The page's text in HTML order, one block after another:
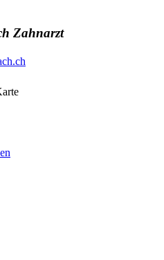
Zahnarzt